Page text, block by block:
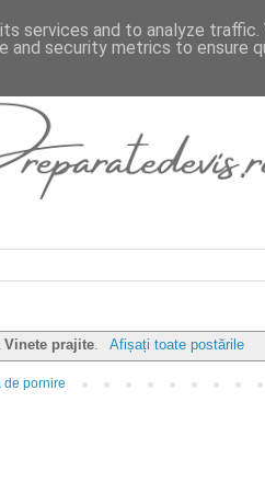
Vinete prajite. Afișați toate postările
de pornire
services and to analyze traffic.
and security metrics to ensure